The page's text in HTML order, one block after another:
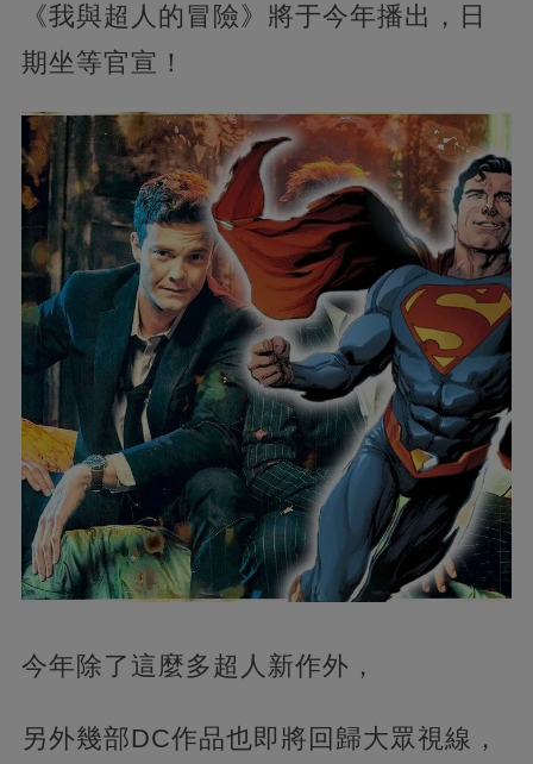
《我與超人的冒險》將于今年播出，日
期坐等官宣！
今年除了這麼多超人新作外，
另外幾部DC作品也即將回歸大眾視線，